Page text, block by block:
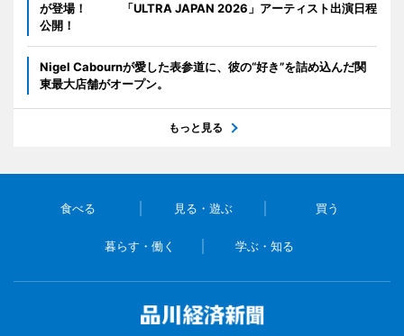
が登場！ 「ULTRA JAPAN 2026」アーティスト出演日程
公開！
Nigel Cabournが愛した表参道に、彼の“好き”を詰め込んだ関
東最大店舗がオープン。
もっと見る
食べる 見る・遊ぶ 買う
暮らす・働く 学ぶ・知る